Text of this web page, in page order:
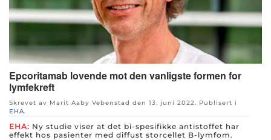
Epcoritamab lovende mot den vanligste formen for
lymfekreft
Skrevet av Marit Aaby Vebenstad den 13. juni 2022. Publisert i
EHA.
EHA: Ny studie viser at det bi-spesifikke antistoffet har
effekt hos pasienter med diffust storcellet B-lymfom.